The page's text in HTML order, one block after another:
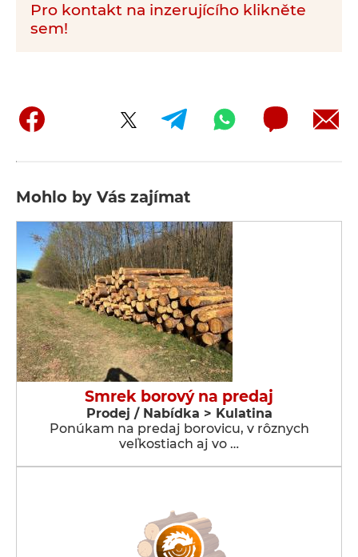
Pro kontakt na inzerujícího klikněte
sem!
Mohlo by Vás zajímat
Smrek borový na predaj
Prodej / Nabídka > Kulatina
Ponúkam na predaj borovicu, v rôznych
veľkostiach aj vo …